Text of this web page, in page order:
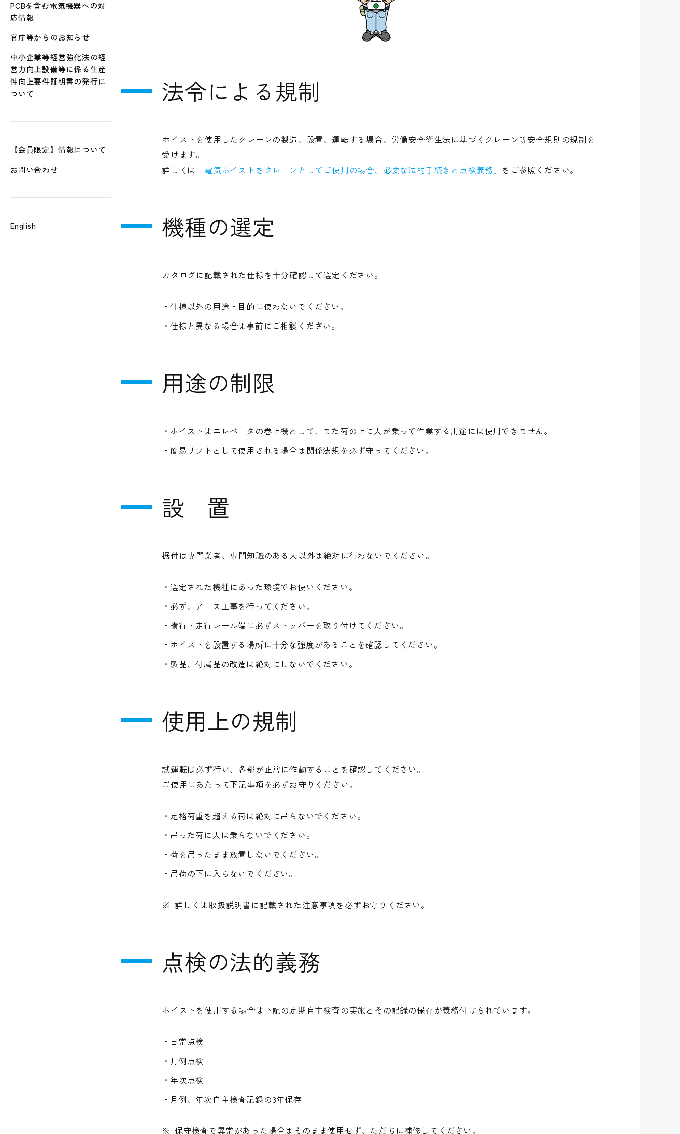
PCBを含む電気機器への対
応情報
官庁等からのお知らせ
中小企業等経営強化法の経
営力向上設備等に係る生産
性向上要件証明書の発行に
ついて
【会員限定】情報について
お問い合わせ
English
法令による規制
ホイストを使用したクレーンの製造、設置、運転する場合、労働安全衛生法に基づくクレーン等安全規則の規制を
受けます。
詳しくは 「電気ホイストをクレーンとしてご使用の場合、必要な法的手続きと点検義務」 をご参照ください。
機種の選定
カタログに記載された仕様を十分確認して選定ください。
仕様以外の用途・目的に使わないでください。
仕様と異なる場合は事前にご相談ください。
用途の制限
ホイストはエレベータの巻上機として、また荷の上に人が乗って作業する用途には使用できません。
簡易リフトとして使用される場合は関係法規を必ず守ってください。
設 置
据付は専門業者、専門知識のある人以外は絶対に行わないでください。
選定された機種にあった環境でお使いください。
必ず、アース工事を行ってください。
横行・走行レール端に必ずストッパーを取り付けてください。
ホイストを設置する場所に十分な強度があることを確認してください。
製品、付属品の改造は絶対にしないでください。
使用上の規制
試運転は必ず行い、各部が正常に作動することを確認してください。
ご使用にあたって下記事項を必ずお守りください。
定格荷重を超える荷は絶対に吊らないでください。
吊った荷に人は乗らないでください。
荷を吊ったまま放置しないでください。
吊荷の下に入らないでください。
※ 詳しくは取扱説明書に記載された注意事項を必ずお守りください。
点検の法的義務
ホイストを使用する場合は下記の定期自主検査の実施とその記録の保存が義務付けられています。
日常点検
月例点検
年次点検
月例、年次自主検査記録の3年保存
※ 保守検査で異常があった場合はそのまま使用せず、ただちに補修してください。